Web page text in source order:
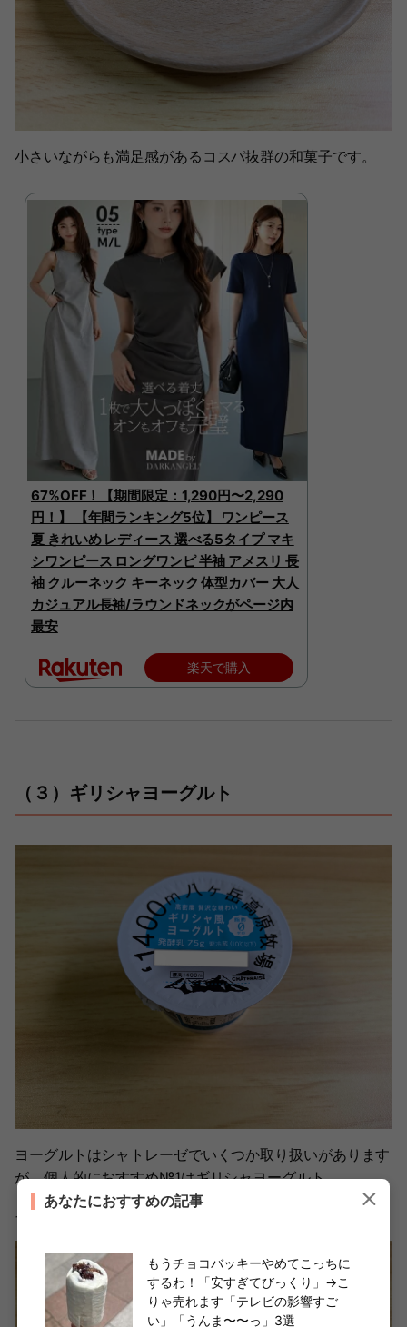
小さいながらも満足感があるコスパ抜群の和菓子です。
67%OFF！【期間限定：1,290円〜2,290
円！】 【年間ランキング5位】 ワンピース
夏 きれいめ レディース 選べる5タイプ マキ
シワンピース ロングワンピ 半袖 アメスリ 長
袖 クルーネック キーネック 体型カバー 大人
カジュアル長袖/ラウンドネックがページ内
最安
楽天で購入
（３）ギリシャヨーグルト
ヨーグルトはシャトレーゼでいくつか取り扱いがあります
が、個人的におすすめ№1はギリシャヨーグルト。
ギリシャヨーグルトの特徴は圧倒的なもっちり感。
あなたにおすすめの記事
もうチョコバッキーやめてこっちに
するわ！「安すぎてびっくり」→こ
りゃ売れます「テレビの影響すご
い」「うんま〜〜っ」3選